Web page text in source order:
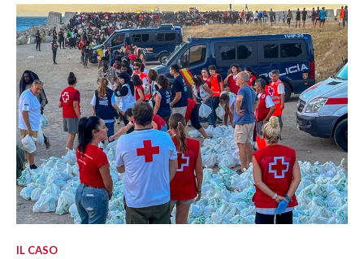
IL CASO